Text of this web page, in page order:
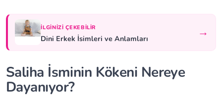
İLGINIZI ÇEKEBILIR
Dini Erkek İsimleri ve Anlamları →
Saliha İsminin Kökeni Nereye
Dayanıyor?